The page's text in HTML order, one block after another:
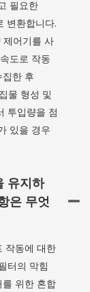
필요한
변환합니다.
제어기를 사
도로 작동
한 후
물 형성 및
투입량을 점
있을 경우
유지하
은 무엇
작동에 대한
터의 막힘
위한 혼합